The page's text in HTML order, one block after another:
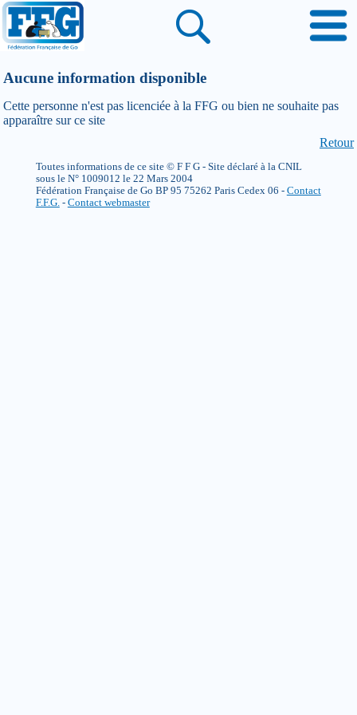
Aucune information disponible
Cette personne n'est pas licenciée à la FFG ou bien ne souhaite pas
apparaître sur ce site
Retour
Toutes informations de ce site © F F G - Site déclaré à la CNIL
sous le N° 1009012 le 22 Mars 2004
Fédération Française de Go BP 95 75262 Paris Cedex 06 - Contact
F.F.G.- Contact webmaster